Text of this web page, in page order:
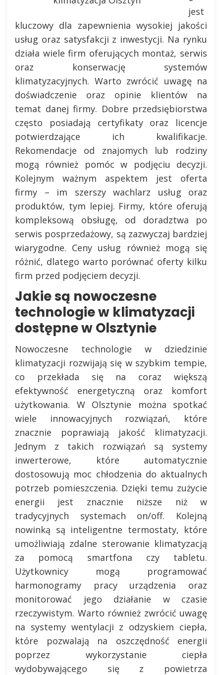
jest
kluczowy dla zapewnienia wysokiej jakości
usług oraz satysfakcji z inwestycji. Na rynku
działa wiele firm oferujących montaż, serwis
oraz konserwację systemów
klimatyzacyjnych. Warto zwrócić uwagę na
doświadczenie oraz opinie klientów na
temat danej firmy. Dobre przedsiębiorstwa
często posiadają certyfikaty oraz licencje
potwierdzające ich kwalifikacje.
Rekomendacje od znajomych lub rodziny
mogą również pomóc w podjęciu decyzji.
Kolejnym ważnym aspektem jest oferta
firmy – im szerszy wachlarz usług oraz
produktów, tym lepiej. Firmy, które oferują
kompleksową obsługę, od doradztwa po
serwis posprzedażowy, są zazwyczaj bardziej
wiarygodne. Ceny usług również mogą się
różnić, dlatego warto porównać oferty kilku
firm przed podjęciem decyzji.
Jakie są nowoczesne
technologie w klimatyzacji
dostępne w Olsztynie
Nowoczesne technologie w dziedzinie
klimatyzacji rozwijają się w szybkim tempie,
co przekłada się na coraz większą
efektywność energetyczną oraz komfort
użytkowania. W Olsztynie można spotkać
wiele innowacyjnych rozwiązań, które
znacznie poprawiają jakość klimatyzacji.
Jednym z takich rozwiązań są systemy
inwerterowe, które automatycznie
dostosowują moc chłodzenia do aktualnych
potrzeb pomieszczenia. Dzięki temu zużycie
energii jest znacznie niższe niż w
tradycyjnych systemach on/off. Kolejną
nowinką są inteligentne termostaty, które
umożliwiają zdalne sterowanie klimatyzacją
za pomocą smartfona czy tabletu.
Użytkownicy mogą programować
harmonogramy pracy urządzenia oraz
monitorować jego działanie w czasie
rzeczywistym. Warto również zwrócić uwagę
na systemy wentylacji z odzyskiem ciepła,
które pozwalają na oszczędność energii
poprzez wykorzystanie ciepła
wydobywającego się z powietrza